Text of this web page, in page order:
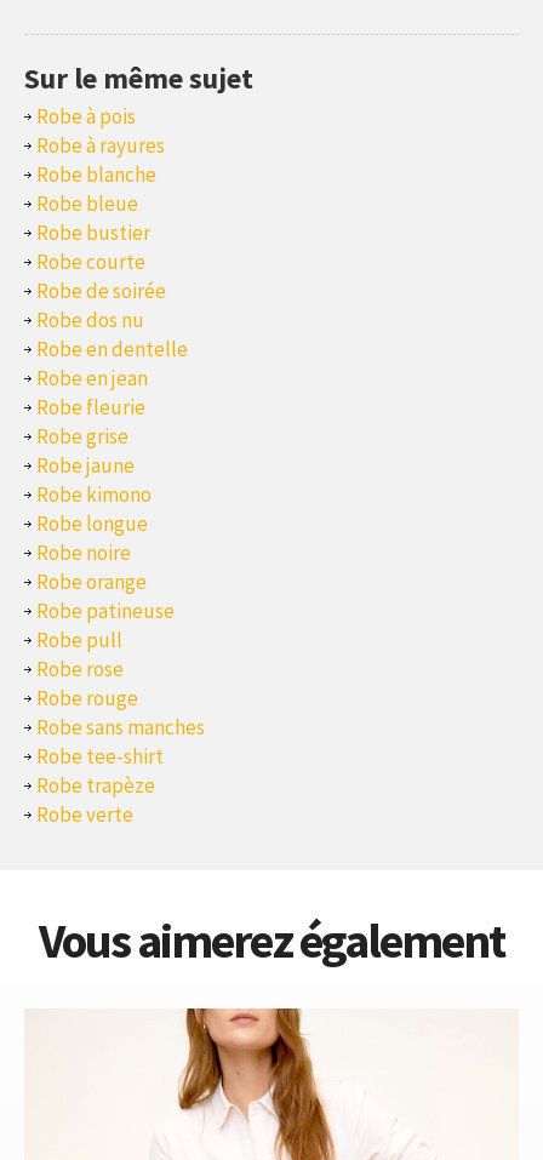
Sur le même sujet
Robe à pois
Robe à rayures
Robe blanche
Robe bleue
Robe bustier
Robe courte
Robe de soirée
Robe dos nu
Robe en dentelle
Robe en jean
Robe fleurie
Robe grise
Robe jaune
Robe kimono
Robe longue
Robe noire
Robe orange
Robe patineuse
Robe pull
Robe rose
Robe rouge
Robe sans manches
Robe tee-shirt
Robe trapèze
Robe verte
Vous aimerez également